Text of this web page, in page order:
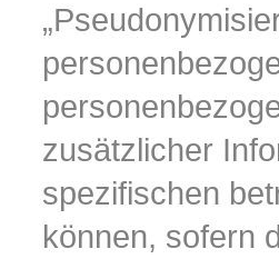
zusätzlicher
spezifischen
können, sofern